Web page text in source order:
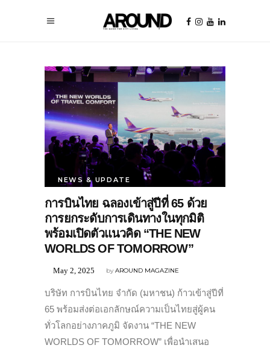
NEWS & UPDATE
การบินไทย ฉลองเข้าสู่ปีที่ 65 ด้วย
การยกระดับการเดินทางในทุกมิติ
พร้อมเปิดตัวแนวคิด “THE NEW
WORLDS OF TOMORROW”
byAROUND MAGAZINE
May 2, 2025
บริษัท การบินไทย จำกัด (มหาชน) ก้าวเข้าสู่ปีที่
65 พร้อมส่งต่อเอกลักษณ์ความเป็นไทยสู่ผู้คน
ทั่วโลกอย่างภาคภูมิ จัดงาน “THE NEW
WORLDS OF TOMORROW” เพื่อนำเสนอ